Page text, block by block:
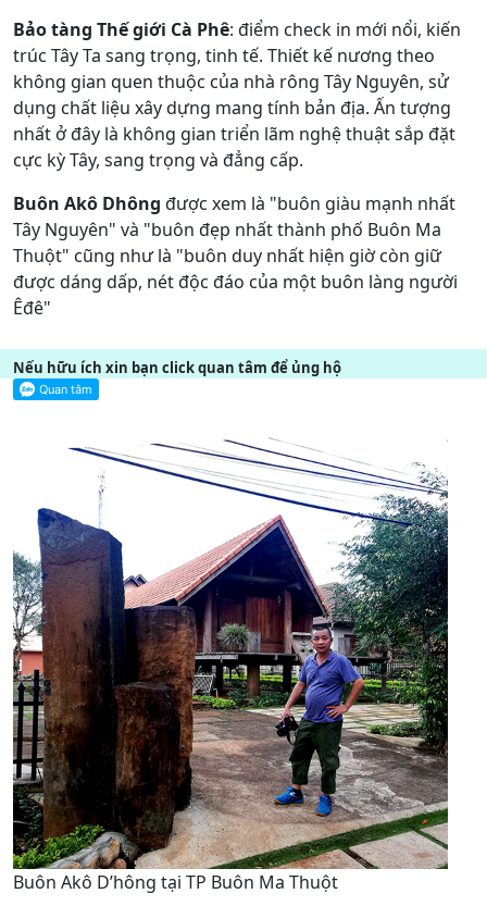
Bảo tàng Thế giới Cà Phê: điểm check in mới nổi, kiến
trúc Tây Ta sang trọng, tinh tế. Thiết kế nương theo
không gian quen thuộc của nhà rông Tây Nguyên, sử
dụng chất liệu xây dựng mang tính bản địa. Ấn tượng
nhất ở đây là không gian triển lãm nghệ thuật sắp đặt
cực kỳ Tây, sang trọng và đẳng cấp.
Buôn Akô Dhông được xem là "buôn giàu mạnh nhất
Tây Nguyên" và "buôn đẹp nhất thành phố Buôn Ma
Thuột" cũng như là "buôn duy nhất hiện giờ còn giữ
được dáng dấp, nét độc đáo của một buôn làng người
Êđê"
Nếu hữu ích xin bạn click quan tâm để ủng hộ
Buôn Akô D’hông tại TP Buôn Ma Thuột